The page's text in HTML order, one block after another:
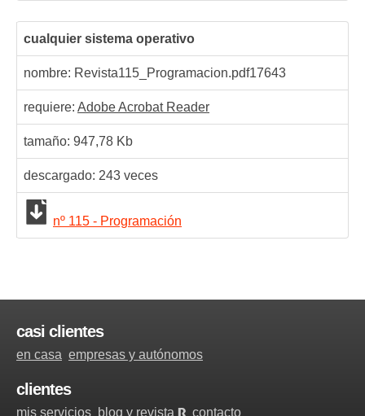
cualquier sistema operativo
nombre: Revista115_Programacion.pdf17643
requiere: Adobe Acrobat Reader
tamaño: 947,78 Kb
descargado: 243 veces
nº 115 - Programación
casi clientes
en casa empresas y autónomos
clientes
mis servicios blog y revista R contacto